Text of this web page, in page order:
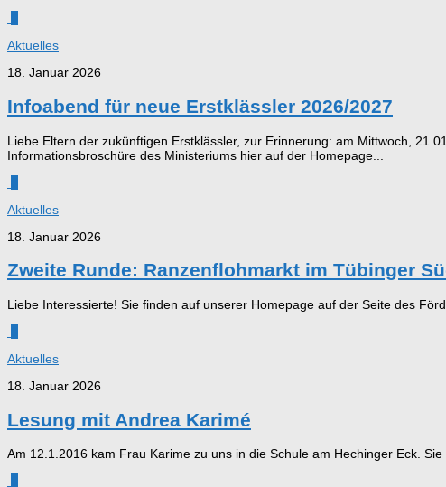
Aktuelles
18. Januar 2026
Infoabend für neue Erstklässler 2026/2027
Liebe Eltern der zukünftigen Erstklässler, zur Erinnerung: am Mittwoch,
Informationsbroschüre des Ministeriums hier auf der Homepage...
Aktuelles
18. Januar 2026
Zweite Runde: Ranzenflohmarkt im Tübinger
Liebe Interessierte! Sie finden auf unserer Homepage auf der Seite des
Aktuelles
18. Januar 2026
Lesung mit Andrea Karimé
Am 12.1.2016 kam Frau Karime zu uns in die Schule am Hechinger Eck.